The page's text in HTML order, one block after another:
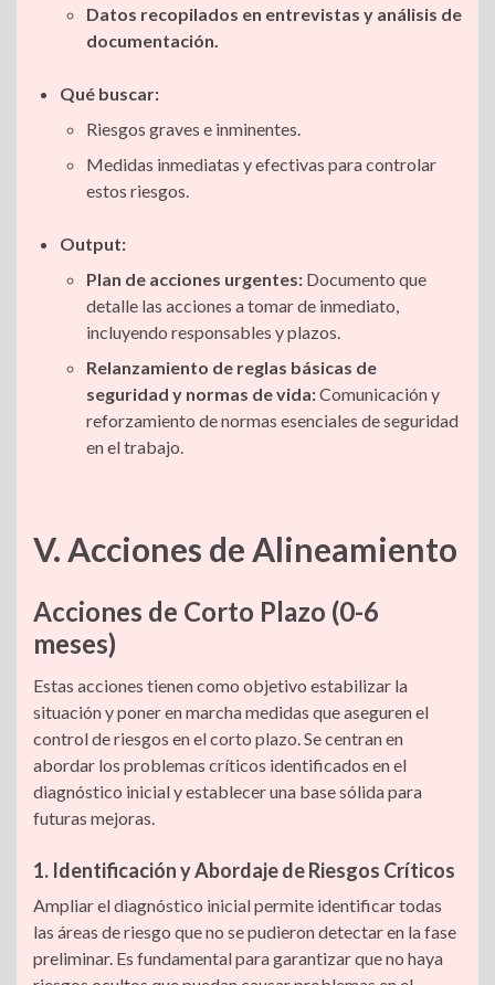
Datos recopilados en entrevistas y análisis de
documentación.
Qué buscar:
Riesgos graves e inminentes.
Medidas inmediatas y efectivas para controlar
estos riesgos.
Output:
Plan de acciones urgentes: Documento que
detalle las acciones a tomar de inmediato,
incluyendo responsables y plazos.
Relanzamiento de reglas básicas de
seguridad y normas de vida:Comunicación y
reforzamiento de normas esenciales de seguridad
en el trabajo.
V. Acciones de Alineamiento
Acciones de Corto Plazo (0-6
meses)
Estas acciones tienen como objetivo estabilizar la
situación y poner en marcha medidas que aseguren el
control de riesgos en el corto plazo. Se centran en
abordar los problemas críticos identificados en el
diagnóstico inicial y establecer una base sólida para
futuras mejoras.
1. Identificación y Abordaje de Riesgos Críticos
Ampliar el diagnóstico inicial permite identificar todas
las áreas de riesgo que no se pudieron detectar en la fase
preliminar. Es fundamental para garantizar que no haya